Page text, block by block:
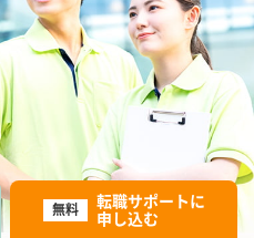
無料
転職サポートに
申し込む